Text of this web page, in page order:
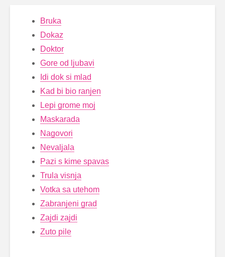
Bruka
Dokaz
Doktor
Gore od ljubavi
Idi dok si mlad
Kad bi bio ranjen
Lepi grome moj
Maskarada
Nagovori
Nevaljala
Pazi s kime spavas
Trula visnja
Votka sa utehom
Zabranjeni grad
Zajdi zajdi
Zuto pile